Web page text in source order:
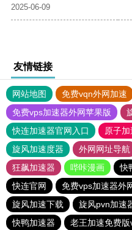
2025-06-09
友情链接
网站地图 免费vqn外网加速
免费vps加速器外网苹果版
快连加速器官网入口
原子加
旋风加速度器
外网网址导航
狂飙加速器
哔咔漫画 快
快连官网
免费vps加速器外
旋风加速下载
旋风pvn加速
快鸭加速器
老王加速免费